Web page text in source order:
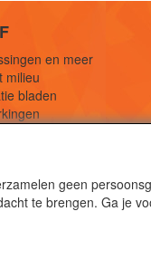
en meer
milieu
bladen
staf materiaal.
geen
te brengen. Ga je